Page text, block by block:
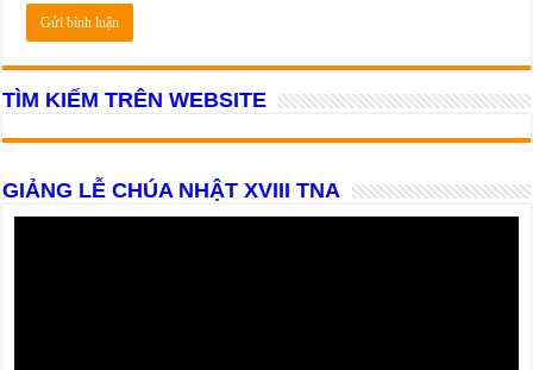
TÌM KIẾM TRÊN WEBSITE
GIẢNG LỄ CHÚA NHẬT XVIII TNA